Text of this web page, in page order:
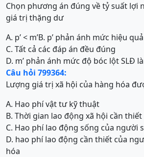
Chọn phương án đúng về tỷ suất lợi
giá trị thặng dư
A. p’ < m’B. p’ phản ánh mức hiệu
C. Tất cả các đáp án đều đúng
D. m’ phản ánh mức độ bóc lột SLĐ
Câu hỏi 799364:
Lượng giá trị xã hội của hàng hóa
A. Hao phí vật tư kỹ thuật
B. Thời gian lao động xã hội cần thiết
C. Hao phí lao động sống của người
D. hao phí lao động cần thiết của
hóa